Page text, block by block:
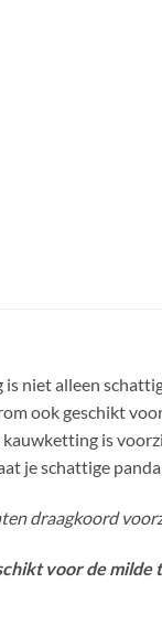
niet alleen
ook geschikt
kauwketting is
je schattige
draagkoord
voor de milde